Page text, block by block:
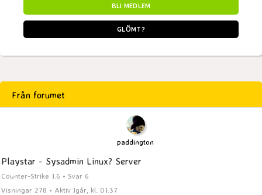
BLI MEDLEM
GLÖMT?
Från forumet
paddington
Playstar - Sysadmin Linux? Server
Counter-Strike 1.6 • Svar 6
Visningar 278 • Aktiv Igår, kl. 01:37